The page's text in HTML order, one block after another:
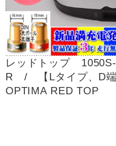
レッドトップ
R / 【Lタイプ、D端
OPTIMA RED TOP